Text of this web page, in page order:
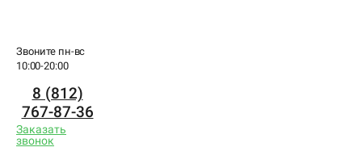
Звоните пн-вс
10:00-20:00
8 (812)
767-87-36
Заказать
звонок